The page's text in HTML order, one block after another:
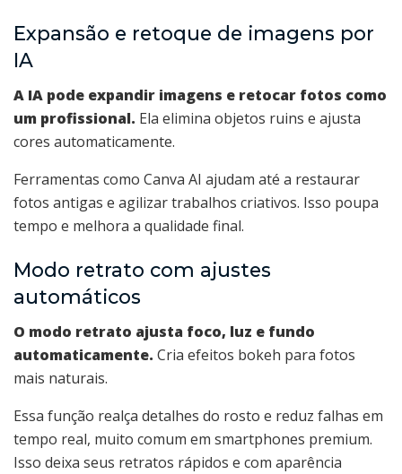
Expansão e retoque de imagens por
IA
A IA pode expandir imagens e retocar fotos como
um profissional. Ela elimina objetos ruins e ajusta
cores automaticamente.
Ferramentas como Canva AI ajudam até a restaurar
fotos antigas e agilizar trabalhos criativos. Isso poupa
tempo e melhora a qualidade final.
Modo retrato com ajustes
automáticos
O modo retrato ajusta foco, luz e fundo
automaticamente. Cria efeitos bokeh para fotos
mais naturais.
Essa função realça detalhes do rosto e reduz falhas em
tempo real, muito comum em smartphones premium.
Isso deixa seus retratos rápidos e com aparência